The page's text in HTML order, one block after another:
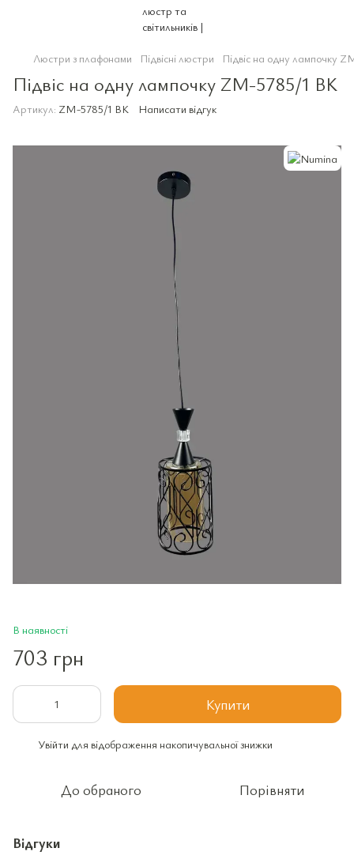
Люстри з плафонами Підвісні люстри Підвіс на одну лампочку
Підвіс на одну лампочку ZM-5785/1 BK
Артикул: ZM-5785/1 BK Написати відгук
В наявності
703 грн
Купити
Увійти для відображення накопичувальної знижки
До обраного Порівняти
Відгуки